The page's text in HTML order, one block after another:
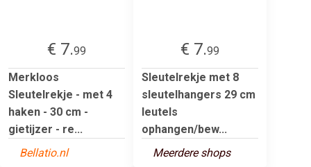
€ 7.99
Merkloos
Sleutelrekje - met 4
haken - 30 cm -
gietijzer - re...
Bellatio.nl
€ 7.99
Sleutelrekje met 8
sleutelhangers 29 cm
leutels
ophangen/bew...
Meerdere shops